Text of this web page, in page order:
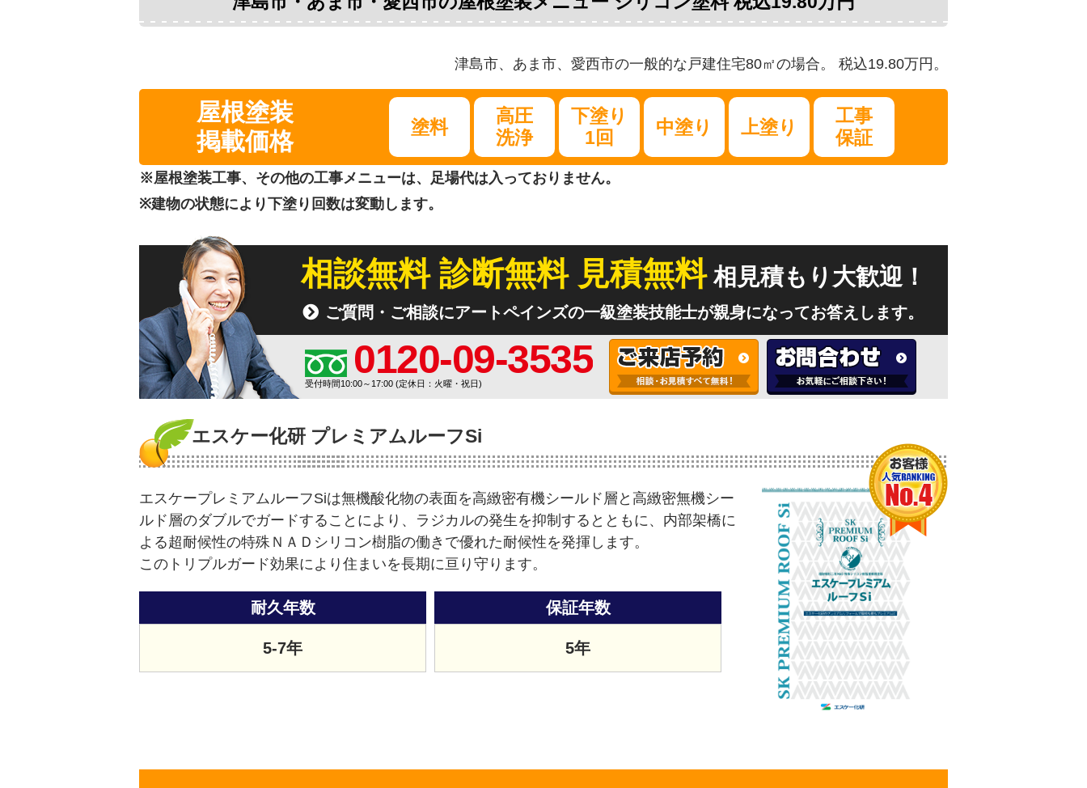
津島市、あま市、愛西市の一般的な戸建住宅80㎡の場合。 税込19.80万円。
屋根塗装
掲載価格
塗料
高圧
洗浄
下塗り
1回
中塗り 上塗り
工事
保証
※屋根塗装工事、その他の工事メニューは、足場代は入っておりません。
※建物の状態により下塗り回数は変動します。
相談無料 診断無料 見積無料相見積もり大歓迎！
ご質問・ご相談にアートペインズの一級塗装技能士が親身になってお答えします。
0120-09-3535
受付時間10:00～17:00 (定休日：火曜・祝日)
エスケー化研 プレミアムルーフSi
エスケープレミアムルーフSiは無機酸化物の表面を高緻密有機シールド層と高緻密無機シー
ルド層のダブルでガードすることにより、ラジカルの発生を抑制するとともに、内部架橋に
よる超耐候性の特殊ＮＡＤシリコン樹脂の働きで優れた耐候性を発揮します。
このトリプルガード効果により住まいを長期に亘り守ります。
耐久年数
5-7年
保証年数
5年